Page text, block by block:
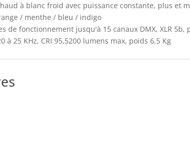
à blanc froid avec puissance constante, plus et
/ menthe / bleu / indigo
de fonctionnement jusqu'à 15 canaux DMX, XLR 5b,
à 25 KHz, CRI 95,5200 lumens max, poids 6,5 Kg